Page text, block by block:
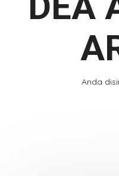
Anda